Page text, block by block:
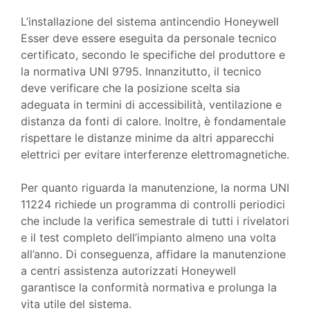
L’installazione del sistema antincendio Honeywell
Esser deve essere eseguita da personale tecnico
certificato, secondo le specifiche del produttore e
la normativa UNI 9795. Innanzitutto, il tecnico
deve verificare che la posizione scelta sia
adeguata in termini di accessibilità, ventilazione e
distanza da fonti di calore. Inoltre, è fondamentale
rispettare le distanze minime da altri apparecchi
elettrici per evitare interferenze elettromagnetiche.
Per quanto riguarda la manutenzione, la norma UNI
11224 richiede un programma di controlli periodici
che include la verifica semestrale di tutti i rivelatori
e il test completo dell’impianto almeno una volta
all’anno. Di conseguenza, affidare la manutenzione
a centri assistenza autorizzati Honeywell
garantisce la conformità normativa e prolunga la
vita utile del sistema.